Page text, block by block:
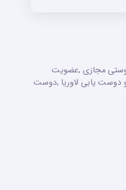
مجازی ,عضویت
یابی لاوریا ,دوست